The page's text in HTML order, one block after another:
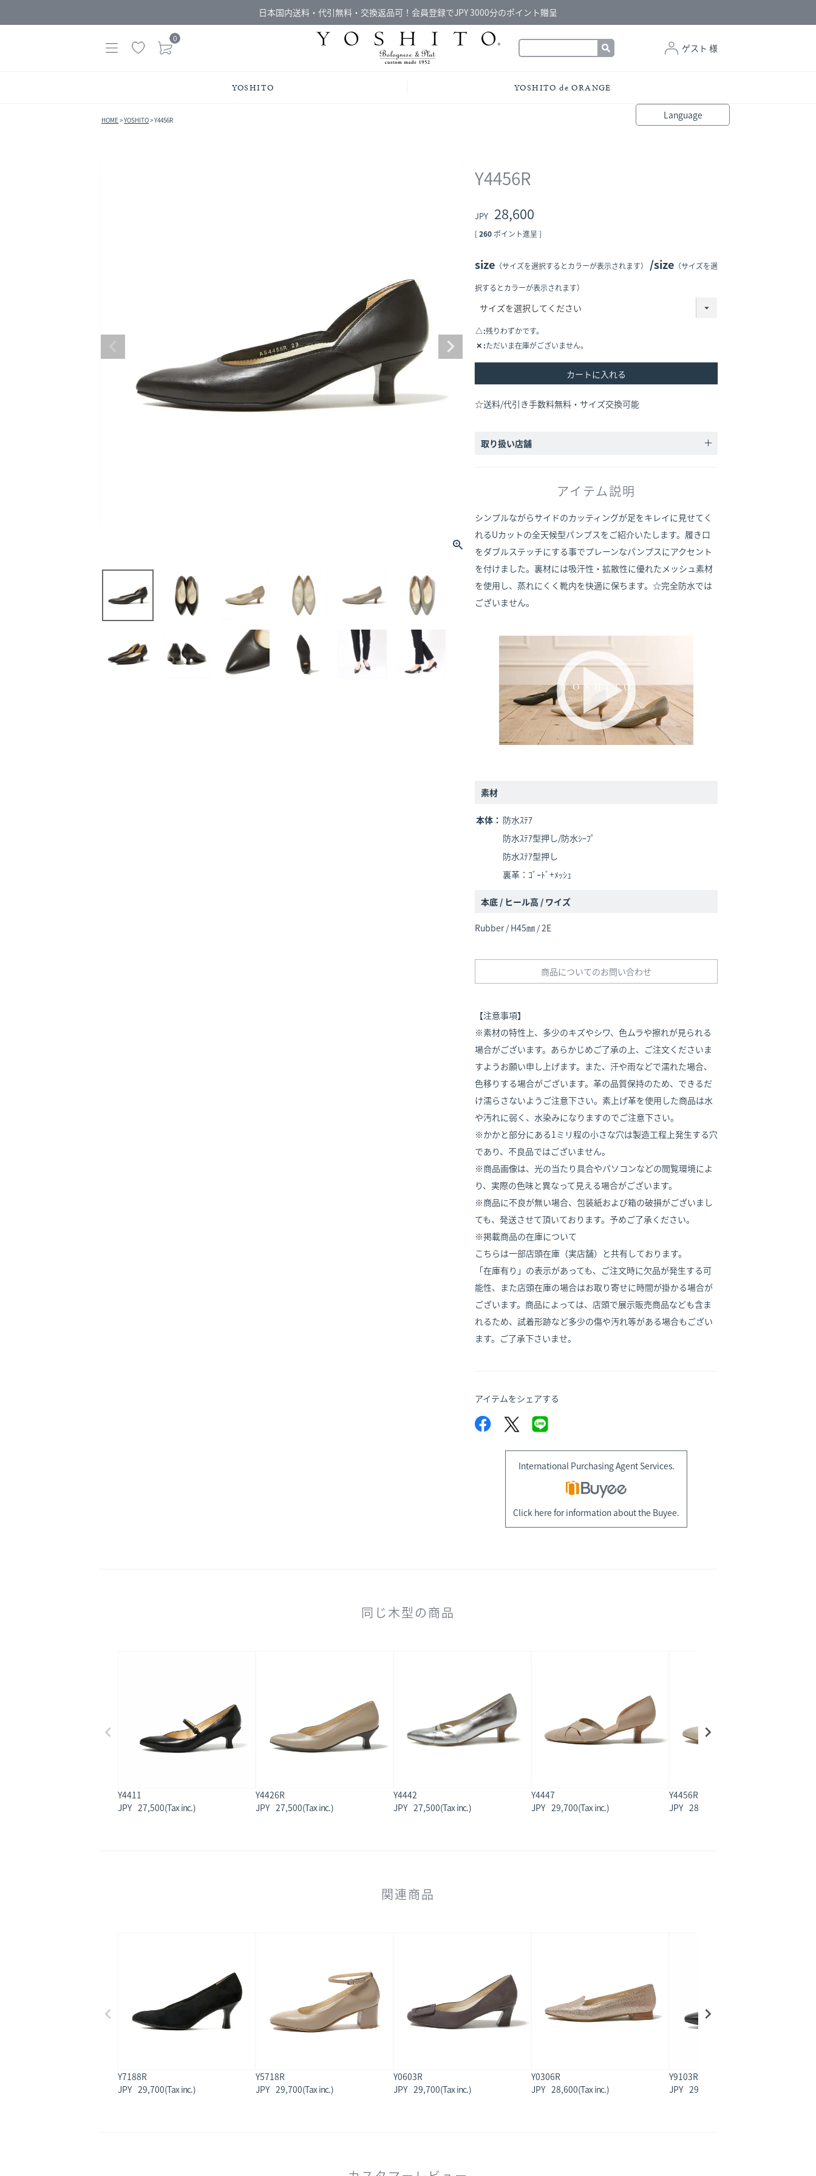
日本国内送料・代引無料・交換返品可！会員登録でJPY 3000分のポイント贈呈
0
ゲスト 様
YOSHITO YOSHITO de ORANGE
Language
HOME YOSHITO Y4456R
Y4456R
28,600
[260 ポイント進呈 ]
size （サイズを選択するとカラーが表示されます） size （サイズを選
択するとカラーが表示されます）
△ 残りわずかです。
✕ ただいま在庫がございません。
カートに入れる
☆送料/代引き手数料無料・サイズ交換可能
取り扱い店舗
アイテム説明
シンプルながらサイドのカッティングが足をキレイに見せてく
れるUカットの全天候型パンプスをご紹介いたします。履き口
をダブルステッチにする事でプレーンなパンプスにアクセント
を付けました。裏材には吸汗性・拡散性に優れたメッシュ素材
を使用し、蒸れにくく靴内を快適に保ちます。☆完全防水では
ございません。
素材
本体： 防水ｽﾃｱ
防水ｽﾃｱ型押し/防水ｼｰﾌﾟ
防水ｽﾃｱ型押し
裏革：ｺﾞｰﾄﾞ+ﾒｯｼｭ
本底 / ヒール高 / ワイズ
Rubber / H45㎜ / 2E
商品についてのお問い合わせ
【注意事項】
※素材の特性上、多少のキズやシワ、色ムラや擦れが見られる
場合がございます。あらかじめご了承の上、ご注文くださいま
すようお願い申し上げます。また、汗や雨などで濡れた場合、
色移りする場合がございます。革の品質保持のため、できるだ
け濡らさないようご注意下さい。素上げ革を使用した商品は水
や汚れに弱く、水染みになりますのでご注意下さい。
※かかと部分にある1ミリ程の小さな穴は製造工程上発生する穴
であり、不良品ではございません。
※商品画像は、光の当たり具合やパソコンなどの閲覧環境によ
り、実際の色味と異なって見える場合がございます。
※商品に不良が無い場合、包装紙および箱の破損がございまし
ても、発送させて頂いております。予めご了承ください。
※掲載商品の在庫について
こちらは一部店頭在庫（実店舗）と共有しております。
「在庫有り」の表示があっても、ご注文時に欠品が発生する可
能性、また店頭在庫の場合はお取り寄せに時間が掛かる場合が
ございます。商品によっては、店頭で展示販売商品なども含ま
れるため、試着形跡など多少の傷や汚れ等がある場合もござい
ます。ご了承下さいませ。
アイテムをシェアする
International Purchasing Agent Services.
Click here for information about the Buyee.
同じ木型の商品
Y4411
27,500
Y4426R
27,500
Y4442
27,500
Y4447
29,700
Y4456R
28,600
関連商品
Y7188R
29,700
Y5718R
29,700
Y0603R
29,700
Y0306R
28,600
Y9103R
29,700